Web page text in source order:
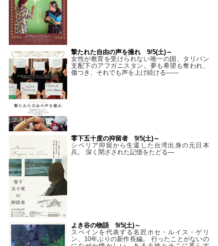
撃たれた自由の声を撮れ 9/5(土)～
女性が教育を受けられない唯一の国、タリバン
支配下のアフガニスタン。夢も希望も奪われ、
傷つき、それでも声を上げ続ける——
零下五十度の抑留者 9/5(土)～
シベリア抑留から生還した台湾出身の元日本
兵。 深く閉ざされた記憶をたどる—
よき谷の物語 9/5(土)～
スペインを代表する名匠ホセ・ルイス・ゲリ
ン、10年ぶりの新作長編。 行ったことがないの